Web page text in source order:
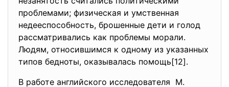
проблемами; физическая и умственная
недееспособность, брошенные дети и голод
рассматривались как проблемы морали.
Людям, относившимся к одному из указанных
типов бедноты, оказывалась помощь[12].
В работе английского исследователя М.